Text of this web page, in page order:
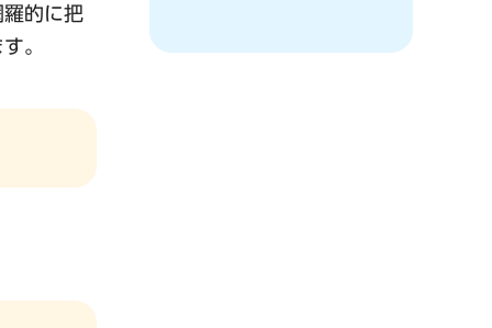
的に把
。